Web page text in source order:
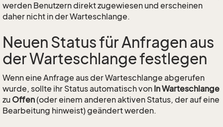
werden Benutzern direkt zugewiesen und erscheinen
daher nicht in der Warteschlange.
Neuen Status für Anfragen aus
der Warteschlange festlegen
Wenn eine Anfrage aus der Warteschlange abgerufen
wurde, sollte ihr Status automatisch von In Warteschlange
zu Offen(oder einem anderen aktiven Status, der auf eine
Bearbeitung hinweist) geändert werden.